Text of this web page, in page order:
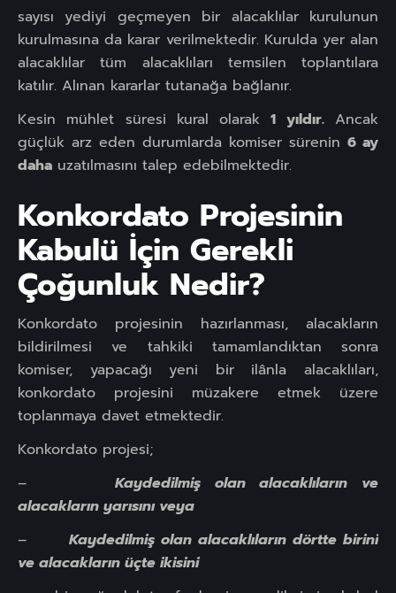
sayısı yediyi geçmeyen bir alacaklılar kurulunun
kurulmasına da karar verilmektedir. Kurulda yer alan
alacaklılar tüm alacaklıları temsilen toplantılara
katılır. Alınan kararlar tutanağa bağlanır.
Kesin mühlet süresi kural olarak1 yıldır.Ancak
güçlük arz eden durumlarda komiser sürenin 6 ay
daha uzatılmasını talep edebilmektedir.
Konkordato Projesinin
Kabulü İçin Gerekli
Çoğunluk Nedir?
Konkordato projesinin hazırlanması, alacakların
bildirilmesi ve tahkiki tamamlandıktan sonra
komiser, yapacağı yeni bir ilânla alacaklıları,
konkordato projesini müzakere etmek üzere
toplanmaya davet etmektedir.
Konkordato projesi;
– Kaydedilmiş olan alacaklıların ve
alacakların yarısını veya
– Kaydedilmiş olan alacaklıların dörtte birini
ve alacakların üçte ikisini